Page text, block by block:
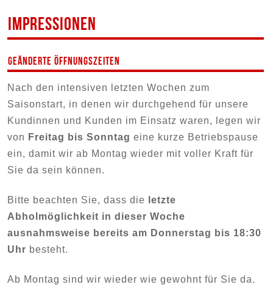
IMPRESSIONEN
Geänderte Öffnungszeiten
Nach den intensiven letzten Wochen zum
Saisonstart, in denen wir durchgehend für unsere
Kundinnen und Kunden im Einsatz waren, legen wir
von Freitag bis Sonntag eine kurze Betriebspause
ein, damit wir ab Montag wieder mit voller Kraft für
Sie da sein können.
Bitte beachten Sie, dass die
letzte
Abholmöglichkeit in dieser Woche
ausnahmsweise bereits am Donnerstag bis 18:30
Uhr besteht.
Ab Montag sind wir wieder wie gewohnt für Sie da.